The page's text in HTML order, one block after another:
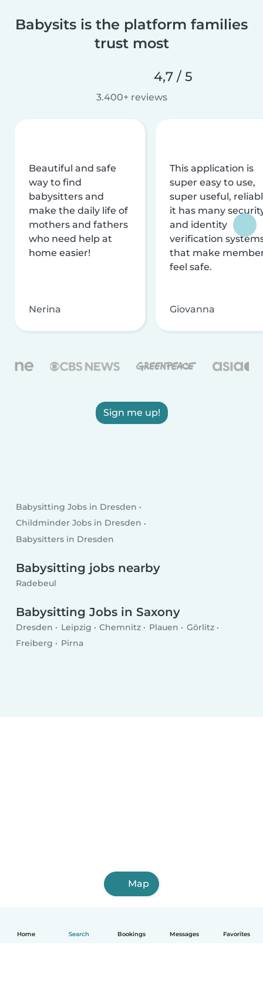
Home Search Bookings Messages Favorites
Babysits is the platform families
trust most
4,7 / 5
3.400+ reviews
Beautiful and safe
way to find
babysitters and
make the daily life of
mothers and fathers
who need help at
home easier!
Nerina
This application is
super easy to use,
super useful,
it has many
and identity
verification
that make
feel safe.
Giovanna
Sign me up!
Babysitting Jobs in Dresden
Childminder Jobs in Dresden
Babysitters in Dresden
Babysitting jobs nearby
Radebeul
Babysitting Jobs in Saxony
Dresden Leipzig Chemnitz Plauen
Görlitz
Freiberg
Pirna
Map